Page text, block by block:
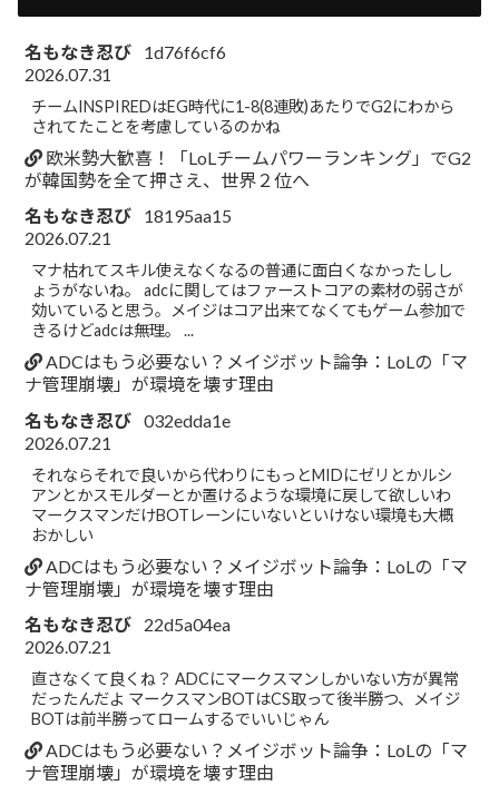
名もなき忍び
1d76f6cf6
2026.07.31
チームINSPIREDはEG時代に1-8(8連敗)あたりでG2にわから
されてたことを考慮しているのかね
欧米勢大歓喜！「LoLチームパワーランキング」でG2
が韓国勢を全て押さえ、世界２位へ
名もなき忍び
18195aa15
2026.07.21
マナ枯れてスキル使えなくなるの普通に面白くなかったしし
ょうがないね。 adcに関してはファーストコアの素材の弱さが
効いていると思う。メイジはコア出来てなくてもゲーム参加で
きるけどadcは無理。 ...
ADCはもう必要ない？メイジボット論争：LoLの「マ
ナ管理崩壊」が環境を壊す理由
名もなき忍び 032edda1e
2026.07.21
それならそれで良いから代わりにもっとMIDにゼリとかルシ
アンとかスモルダーとか置けるような環境に戻して欲しいわ
マークスマンだけBOTレーンにいないといけない環境も大概
おかしい
ADCはもう必要ない？メイジボット論争：LoLの「マ
ナ管理崩壊」が環境を壊す理由
名もなき忍び
22d5a04ea
2026.07.21
直さなくて良くね？ ADCにマークスマンしかいない方が異常
だったんだよ マークスマンBOTはCS取って後半勝つ、メイジ
BOTは前半勝ってロームするでいいじゃん
ADCはもう必要ない？メイジボット論争：LoLの「マ
ナ管理崩壊」が環境を壊す理由